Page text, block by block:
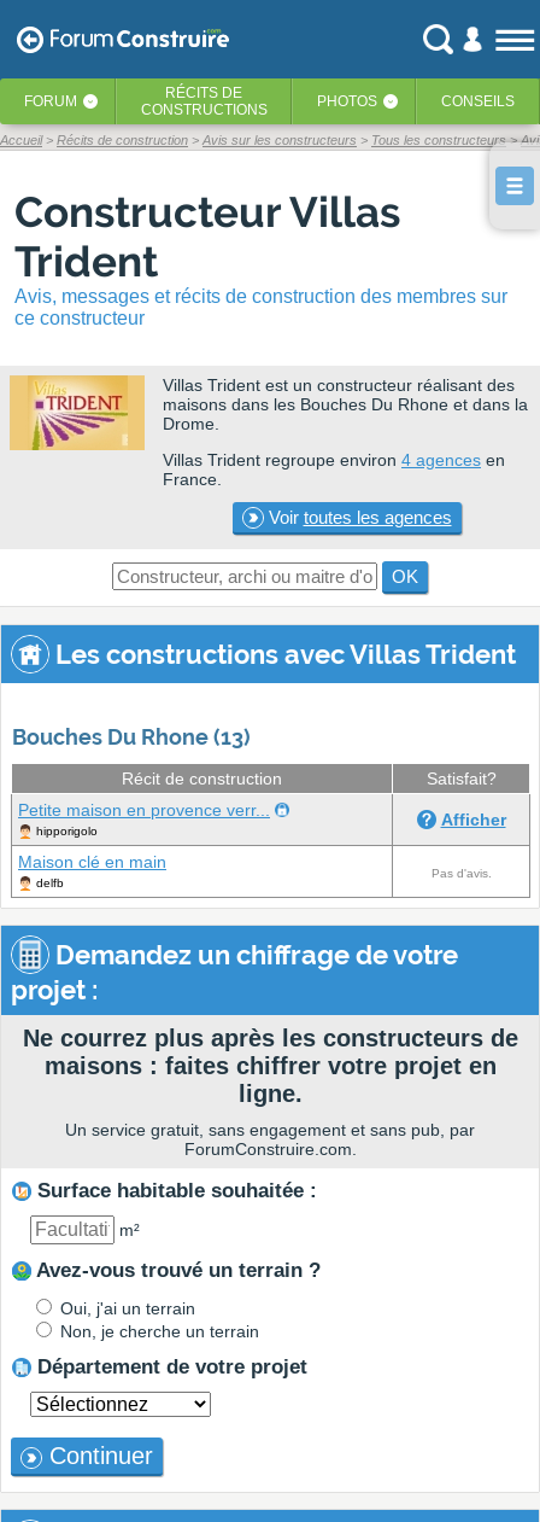
FORUM ‹ RÉCITS DE
CONSTRUCTIONS
PHOTOS ‹ CONSEILS
Accueil Récits de construction Avis sur les constructeurs Tous les constructeurs
Constructeur Villas
Trident
Avis, messages et récits de construction des membres sur
ce constructeur
Villas Trident est un constructeur réalisant des
maisons dans les Bouches Du Rhone et dans la
Drome.
Villas Trident regroupe environ 4 agences en
France.
Voir toutes les agences
OK
Les constructions avec Villas Trident
Bouches Du Rhone (13)
Récit de construction
Satisfait?
Petite maison en provence verr...
hipporigolo
Afficher
Maison clé en main
delfb
Pas d'avis.
Demandez un chiffrage de votre
projet :
Ne courrez plus après les constructeurs de
maisons : faites chiffrer votre projet en
ligne.
Un service gratuit, sans engagement et sans pub, par
ForumConstruire.com.
Surface habitable souhaitée :
m²
Avez-vous trouvé un terrain ?
Oui, j'ai un terrain
Non, je cherche un terrain
Département de votre projet
Continuer